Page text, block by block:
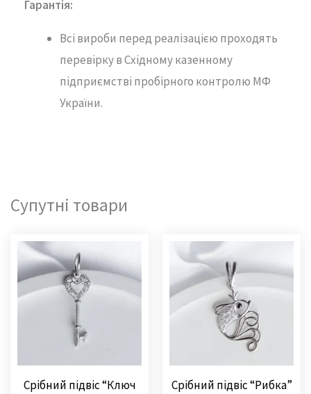
Гарантія:
Всі вироби перед реалізацією проходять
перевірку в Східному казенному
підприємстві пробірного контролю МФ
України.
Супутні товари
Cрібний підвіс “Ключ
Cрібний підвіс “Рибка”